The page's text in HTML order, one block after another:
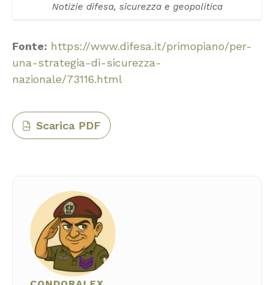
Notizie difesa, sicurezza e geopolitica
Fonte: https://www.difesa.it/primopiano/per-
una-strategia-di-sicurezza-
nazionale/73116.html
PDF Scarica PDF